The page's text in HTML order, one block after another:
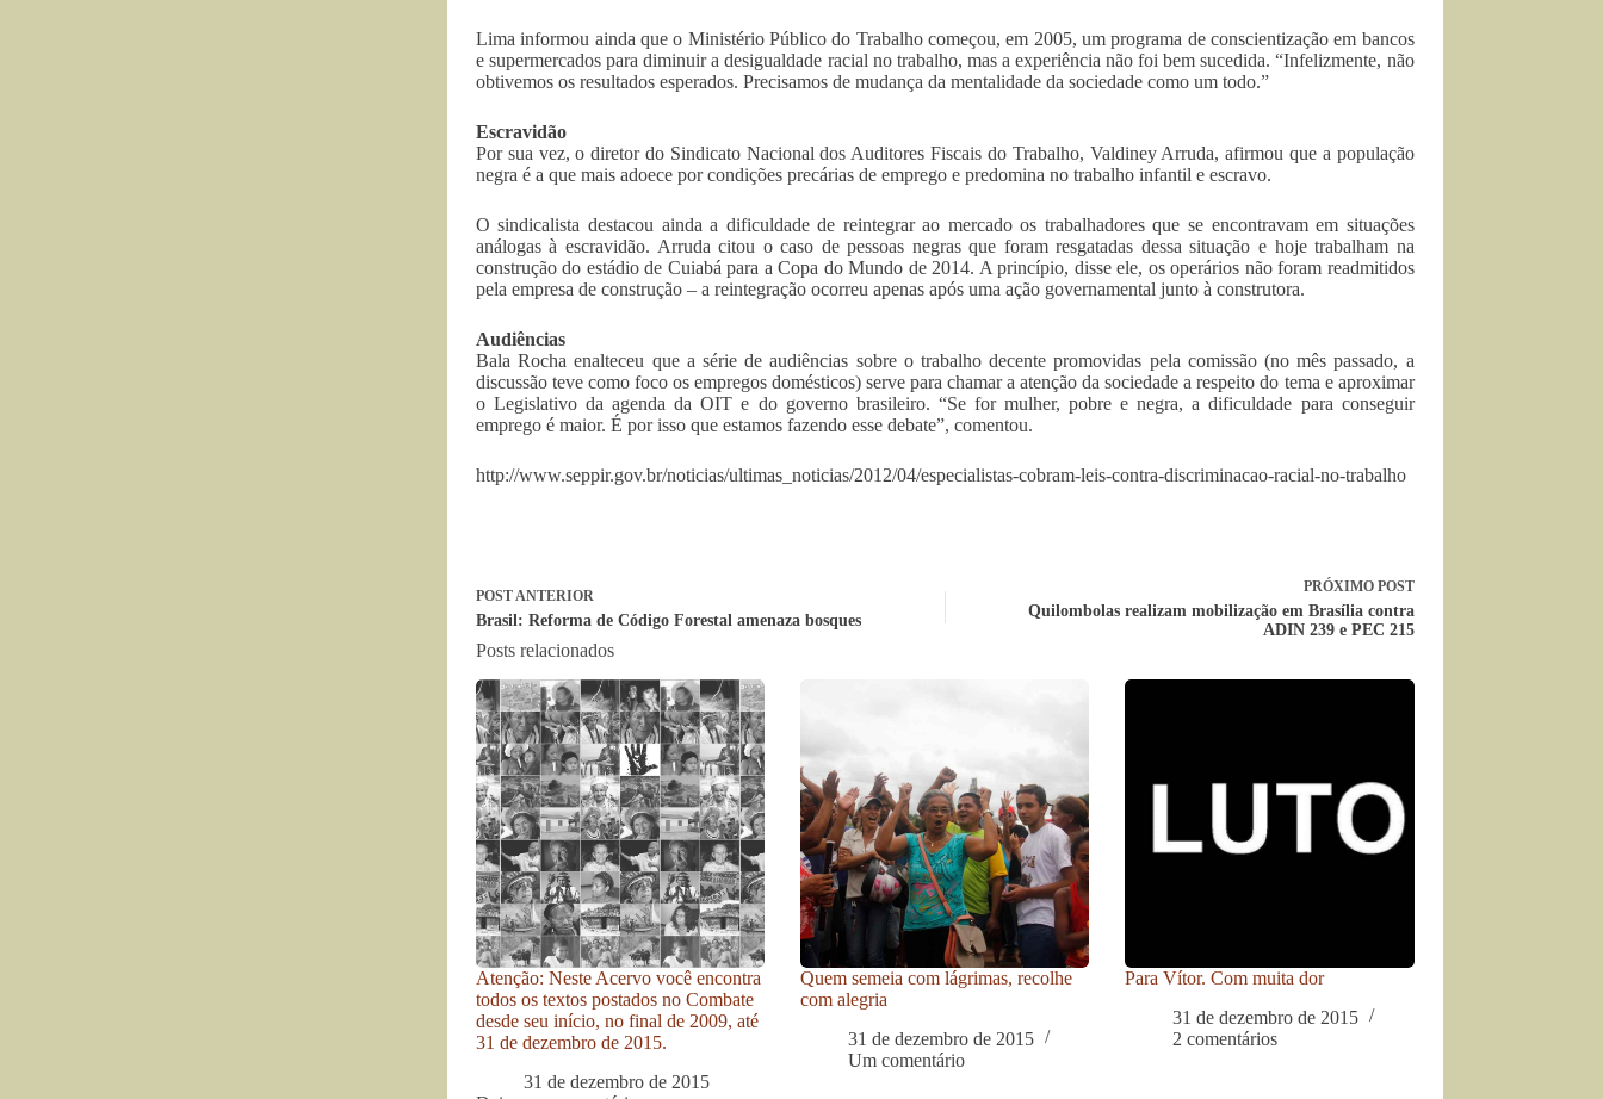
Lima informou ainda que o Ministério Público do Trabalho começou, em 2005, um programa de conscientização em bancos
e supermercados para diminuir a desigualdade racial no trabalho, mas a experiência não foi bem sucedida. “Infelizmente, não
obtivemos os resultados esperados. Precisamos de mudança da mentalidade da sociedade como um todo.”
Escravidão
Por sua vez, o diretor do Sindicato Nacional dos Auditores Fiscais do Trabalho, Valdiney Arruda, afirmou que a população
negra é a que mais adoece por condições precárias de emprego e predomina no trabalho infantil e escravo.
O sindicalista destacou ainda a dificuldade de reintegrar ao mercado os trabalhadores que se encontravam em situações
análogas à escravidão. Arruda citou o caso de pessoas negras que foram resgatadas dessa situação e hoje trabalham na
construção do estádio de Cuiabá para a Copa do Mundo de 2014. A princípio, disse ele, os operários não foram readmitidos
pela empresa de construção – a reintegração ocorreu apenas após uma ação governamental junto à construtora.
Audiências
Bala Rocha enalteceu que a série de audiências sobre o trabalho decente promovidas pela comissão (no mês passado, a
discussão teve como foco os empregos domésticos) serve para chamar a atenção da sociedade a respeito do tema e aproximar
o Legislativo da agenda da OIT e do governo brasileiro. “Se for mulher, pobre e negra, a dificuldade para conseguir
emprego é maior. É por isso que estamos fazendo esse debate”, comentou.
http://www.seppir.gov.br/noticias/ultimas_noticias/2012/04/especialistas-cobram-leis-contra-discriminacao-racial-no-trabalho
POSTANTERIOR
Brasil: Reforma de Código Forestal amenaza bosques
PRÓXIMO POST
Quilombolas realizam mobilização em Brasília contra
ADIN 239 e PEC 215
Posts relacionados
Atenção: Neste Acervo você encontra
todos os textos postados no Combate
desde seu início, no final de 2009, até
31 de dezembro de 2015.
31 de dezembro de 2015
Quem semeia com lágrimas, recolhe
com alegria
31 de dezembro de 2015
Um comentário
Para Vítor. Com muita dor
31 de dezembro de 2015
2 comentários